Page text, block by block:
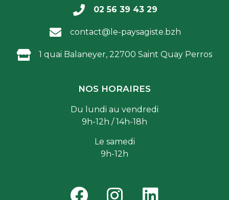
02 56 39 43 29
contact@le-paysagiste.bzh
1 quai Balaneyer, 22700 Saint Quay Perros
NOS HORAIRES
Du lundi au vendredi
9h-12h / 14h-18h
Le samedi
9h-12h